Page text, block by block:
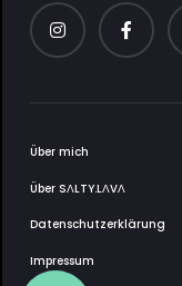
Über mich
Über SΛLTY.LΛVΛ
Datenschutzerklärung
Impressum